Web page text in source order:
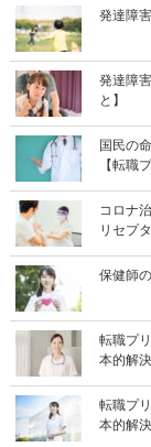
発達障
発達障
と】
国民の
【転職
コロナ
リセプ
保健師
転職プ
本的解
転職プ
本的解